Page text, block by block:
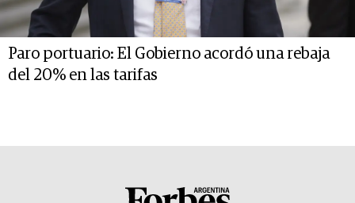
Paro portuario: El Gobierno acordó una rebaja
del 20% en las tarifas